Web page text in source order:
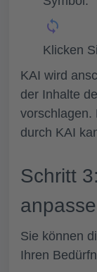
Klicken
KAI wird
der Inhalte
vorschlagen.
durch KAI
Schritt
Sie können
Ihren